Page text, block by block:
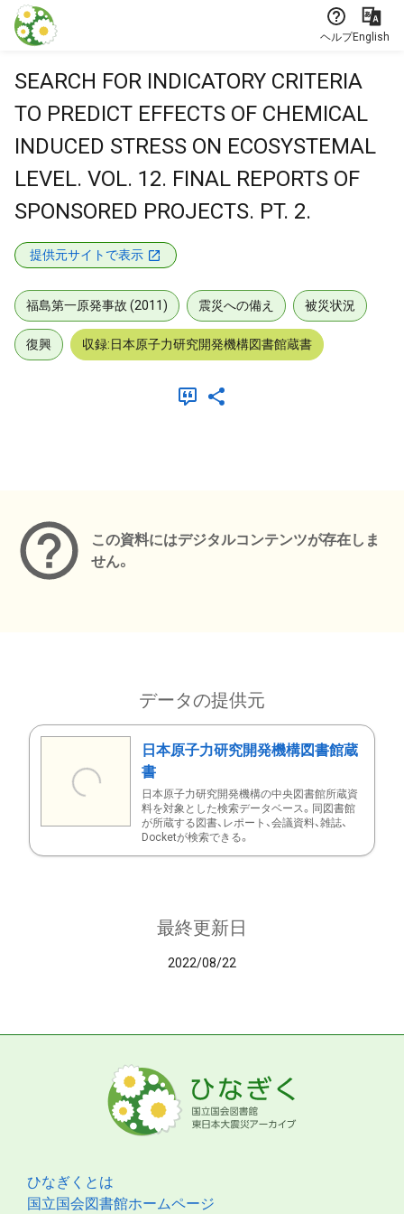
本文に飛ぶ
ヘルプEnglish
SEARCH FOR INDICATORY CRITERIA
TO PREDICT EFFECTS OF CHEMICAL
INDUCED STRESS ON ECOSYSTEMAL
LEVEL. VOL. 12. FINAL REPORTS OF
SPONSORED PROJECTS. PT. 2.
提供元サイトで表示
福島第一原発事故 (2011) 震災への備え 被災状況
復興 収録:日本原子力研究開発機構図書館蔵書
この資料にはデジタルコンテンツが存在しま
せん。
データの提供元
日本原子力研究開発機構図書館蔵
書
日本原子力研究開発機構の中央図書館所蔵資
料を対象とした検索データベース。同図書館
が所蔵する図書、レポート、会議資料、雑誌、
Docketが検索できる。
最終更新日
2022/08/22
ひなぎくとは
国立国会図書館ホームページ